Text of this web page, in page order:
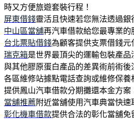
時又方便旅遊套裝行程！
屏東借錢靈活且快速若您無法透過銀
中山區當舖再汽車借款給您最專業的
台北票貼借錢為顧客提供支票借錢元
瑞克箱是世界最頂尖的運輸包裝產品
與其他膠原蛋白產品的差異術前術後
各區維修站據點電話查詢或維修保養
提供鳳山汽車借款分期攤還本金方案
當舖推薦 附近當舖使用汽車典當快速
彰化機車借款提供合法的彰化當舖